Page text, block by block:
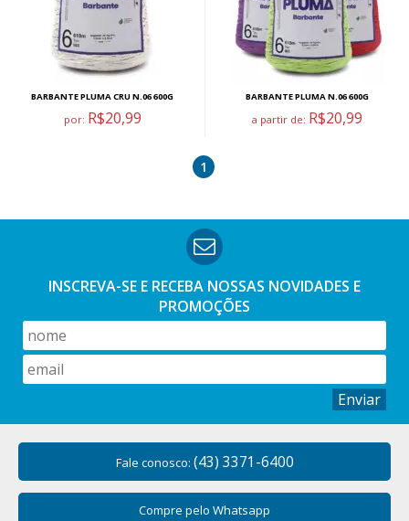
BARBANTE PLUMA CRU N.06 600G
por: R$20,99
BARBANTE PLUMA N.06 600G
a partir de: R$20,99
1
INSCREVA-SE E RECEBA NOSSAS NOVIDADES E
PROMOÇÕES
Enviar
Fale conosco: (43) 3371-6400
Compre pelo Whatsapp